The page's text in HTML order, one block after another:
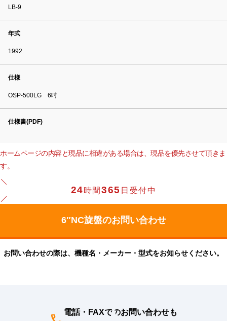
LB-9
年式
1992
仕様
OSP-500LG 6吋
仕様書(PDF)
ホームページの内容と現品に相違がある場合は、現品を優先させて頂きま
す。
24時間365 日受付中
お問い合わせの際は、機種名・メーカー・型式をお知らせください。
電話・FAXでのお問い合わせも